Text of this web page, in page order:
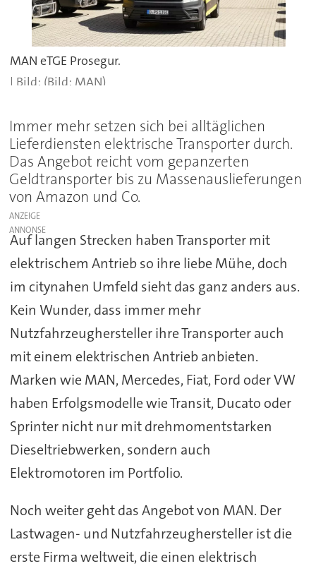
MAN eTGE Prosegur.
(Bild: MAN)
Immer mehr setzen sich bei alltäglichen
Lieferdiensten elektrische Transporter durch.
Das Angebot reicht vom gepanzerten
Geldtransporter bis zu Massenauslieferungen
von Amazon und Co.
ANZEIGE
Auf langen Strecken haben Transporter mit
elektrischem Antrieb so ihre liebe Mühe, doch
im citynahen Umfeld sieht das ganz anders aus.
Kein Wunder, dass immer mehr
Nutzfahrzeughersteller ihre Transporter auch
mit einem elektrischen Antrieb anbieten.
Marken wie MAN, Mercedes, Fiat, Ford oder VW
haben Erfolgsmodelle wie Transit, Ducato oder
Sprinter nicht nur mit drehmomentstarken
Dieseltriebwerken, sondern auch
Elektromotoren im Portfolio.
Noch weiter geht das Angebot von MAN. Der
Lastwagen- und Nutzfahrzeughersteller ist die
erste Firma weltweit, die einen elektrisch